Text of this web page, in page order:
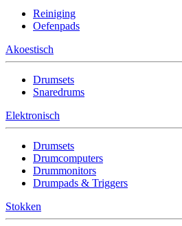
Reiniging
Oefenpads
Akoestisch
Drumsets
Snaredrums
Elektronisch
Drumsets
Drumcomputers
Drummonitors
Drumpads & Triggers
Stokken